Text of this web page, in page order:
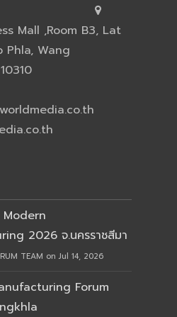
Mall ,Room B3, Lat
Phla, Wang
Modern
2026 จ.นครราชสีมา
TEAM on Jul 14, 2026
Forum